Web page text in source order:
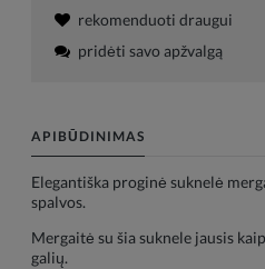
rekomenduoti draugui
pridėti savo apžvalgą
APIBŪDINIMAS
Elegantiška proginė suknelė
spalvos.
Mergaitė su šia suknele jausis
galių.